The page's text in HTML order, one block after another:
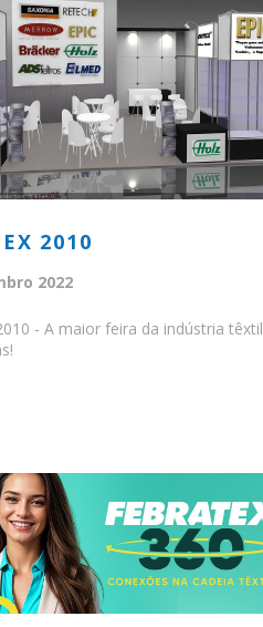
2010
2022
- A maior feira da indústria têxtil